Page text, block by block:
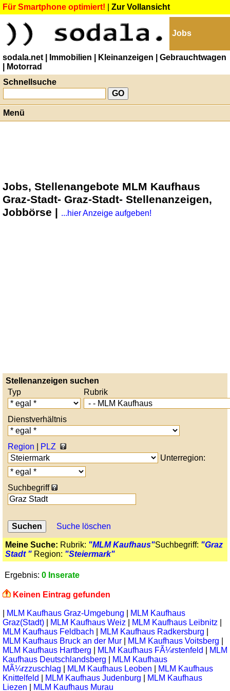
Für Smartphone optimiert! Zur Vollansicht
Jobs
sodala.net | Immobilien | Kleinanzeigen
| Gebrauchtwagen
| Motorrad
Schnellsuche
Menü
Jobs, Stellenangebote MLM Kaufhaus
Graz-Stadt- Graz-Stadt- Stellenanzeigen,
Jobbörse | ...hier Anzeige aufgeben!
Stellenanzeigen suchen
Typ
Rubrik
Dienstverhältnis
Region
PLZ
Unterregion:
Suchbegriff
Suche löschen
Meine Suche: Rubrik: "MLM Kaufhaus"Suchbegriff: "Graz
Stadt " Region: "Steiermark"
Ergebnis: 0 Inserate
Keinen Eintrag gefunden
MLM Kaufhaus Graz-Umgebung
MLM Kaufhaus
Graz(Stadt)
MLM Kaufhaus Weiz MLM Kaufhaus Leibnitz
MLM Kaufhaus Feldbach
MLM Kaufhaus Radkersburg
MLM Kaufhaus Bruck an der Mur
MLM Kaufhaus Voitsberg
MLM Kaufhaus Hartberg
MLM Kaufhaus FÃ¼rstenfeld
MLM
Kaufhaus Deutschlandsberg
MLM Kaufhaus
MÃ¼rzzuschlag
MLM Kaufhaus Leoben
MLM Kaufhaus
Knittelfeld
MLM Kaufhaus Judenburg
MLM Kaufhaus
Liezen
MLM Kaufhaus Murau